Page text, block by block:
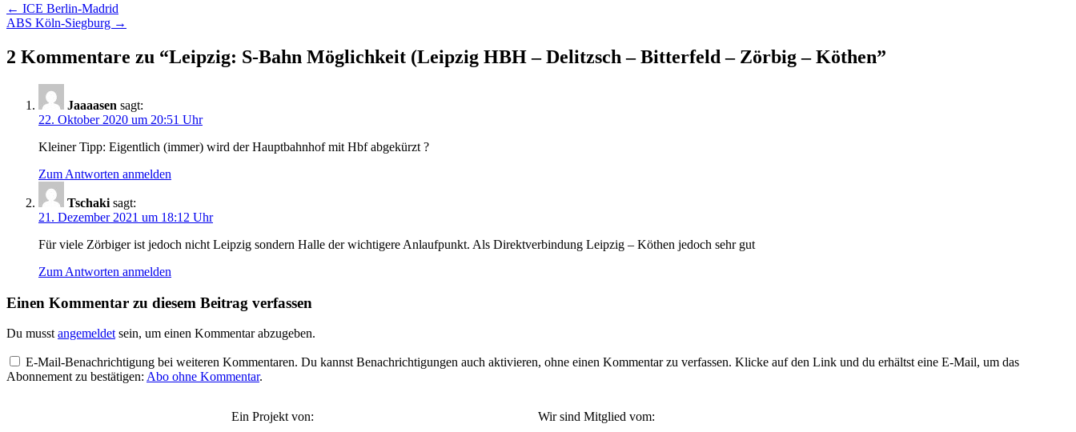
Beitragsnavigation
← ICE Berlin-Madrid
ABS Köln-Siegburg →
2 Kommentare zu “Leipzig: S-Bahn Möglichkeit (Leipzig HBH – Delitzsch – Bitterfeld – Zörbig – Köthen”
Jaaaasen sagt:
22. Oktober 2020 um 20:51 Uhr
Kleiner Tipp: Eigentlich (immer) wird der Hauptbahnhof mit Hbf abgekürzt ?
Zum Antworten anmelden
Tschaki sagt:
21. Dezember 2021 um 18:12 Uhr
Für viele Zörbiger ist jedoch nicht Leipzig sondern Halle der wichtigere Anlaufpunkt. Als Direktverbindung Leipzig – Köthen jedoch sehr gut
Zum Antworten anmelden
Einen Kommentar zu diesem Beitrag verfassen
Du musst angemeldet sein, um einen Kommentar abzugeben.
E-Mail-Benachrichtigung bei weiteren Kommentaren. Du kannst Benachrichtigungen auch aktivieren, ohne einen Kommentar zu verfassen. Klicke auf den Link und du erhältst eine E-Mail, um das
Abonnement zu bestätigen: Abo ohne Kommentar.
Ein Projekt von: Wir sind Mitglied vom: